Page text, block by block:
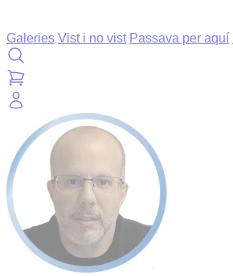
Galeries Vist i no vist Passava per aquí